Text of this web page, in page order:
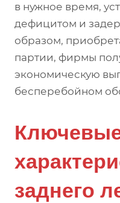
в нужное время,
дефицитом и
образом,
партии, фирмы
экономическую
бесперебойном
заднего